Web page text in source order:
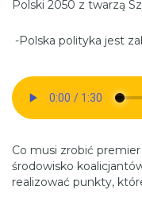
Polski 2050 z twarzą
-Polska polityka jest
Co musi zrobić
środowisko
realizować punkty,